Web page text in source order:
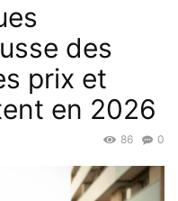
des
prix et
en 2026
0
86